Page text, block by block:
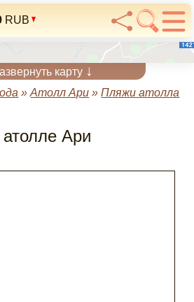
RUB
карту ↓
»Атолл Ари »Пляжи атолла
Ари